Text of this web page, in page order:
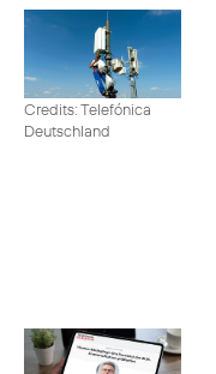
Credits: Telefónica
Deutschland